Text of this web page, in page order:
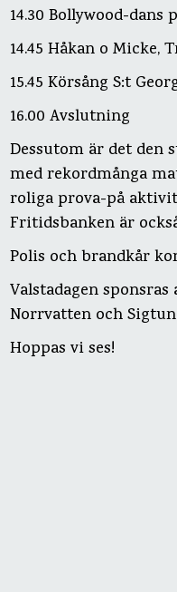
14.30 Bollywood-dans
14.45 Håkan o Micke,
15.45 Körsång S:t
16.00 Avslutning
Dessutom är det
med rekordmånga
roliga prova-på
Fritidsbanken är
Polis och brandkår
Valstadagen sponsras
Norrvatten och
Hoppas vi ses!